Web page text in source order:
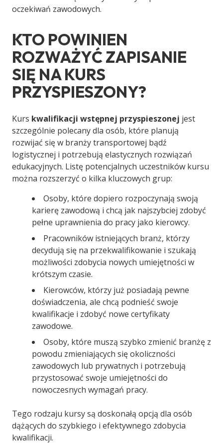
oczekiwań zawodowych.
KTO POWINIEN
ROZWAŻYĆ ZAPISANIE
SIĘ NA KURS
PRZYSPIESZONY?
Kurs kwalifikacji wstępnej przyspieszonej jest
szczególnie polecany dla osób, które planują
rozwijać się w branży transportowej bądź
logistycznej i potrzebują elastycznych rozwiązań
edukacyjnych. Listę potencjalnych uczestników kursu
można rozszerzyć o kilka kluczowych grup:
Osoby, które dopiero rozpoczynają swoją
karierę zawodową i chcą jak najszybciej zdobyć
pełne uprawnienia do pracy jako kierowcy.
Pracowników istniejących branż, którzy
decydują się na przekwalifikowanie i szukają
możliwości zdobycia nowych umiejętności w
krótszym czasie.
Kierowców, którzy już posiadają pewne
doświadczenia, ale chcą podnieść swoje
kwalifikacje i zdobyć nowe certyfikaty
zawodowe.
Osoby, które muszą szybko zmienić branżę z
powodu zmieniających się okoliczności
zawodowych lub prywatnych i potrzebują
przystosować swoje umiejętności do
nowoczesnych wymagań pracy.
Tego rodzaju kursy są doskonałą opcją dla osób
dążących do szybkiego i efektywnego zdobycia
kwalifikacji.